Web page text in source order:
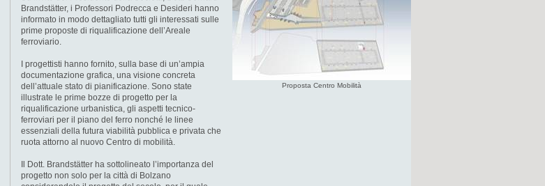
Brandstätter, i Professori Podrecca e Desideri hanno
informato in modo dettagliato tutti gli interessati sulle
prime proposte di riqualificazione dell’Areale
ferroviario.
I progettisti hanno fornito, sulla base di un’ampia
documentazione grafica, una visione concreta
dell’attuale stato di pianificazione. Sono state
illustrate le prime bozze di progetto per la
riqualificazione urbanistica, gli aspetti tecnico-
ferroviari per il piano del ferro nonché le linee
essenziali della futura viabilità pubblica e privata che
ruota attorno al nuovo Centro di mobilità.
Il Dott. Brandstätter ha sottolineato l’importanza del
progetto non solo per la città di Bolzano
Proposta Centro Mobilità